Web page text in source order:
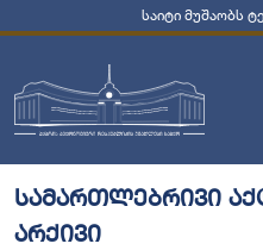
საიტი მუშაობს
სამართლებრივი
არქივი